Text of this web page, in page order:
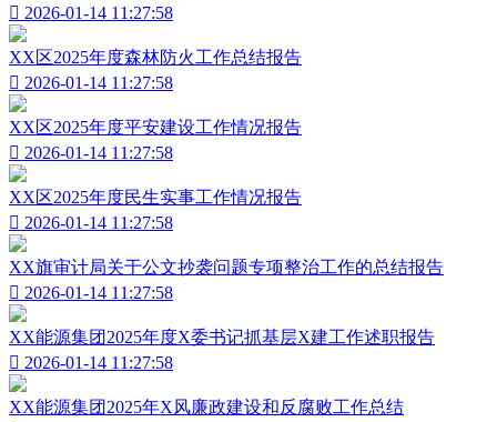
 2026-01-14 11:27:58
XX区2025年度森林防火工作总结报告
 2026-01-14 11:27:58
XX区2025年度平安建设工作情况报告
 2026-01-14 11:27:58
XX区2025年度民生实事工作情况报告
 2026-01-14 11:27:58
XX旗审计局关于公文抄袭问题专项整治工作的总结报告
 2026-01-14 11:27:58
XX能源集团2025年度X委书记抓基层X建工作述职报告
 2026-01-14 11:27:58
XX能源集团2025年X风廉政建设和反腐败工作总结